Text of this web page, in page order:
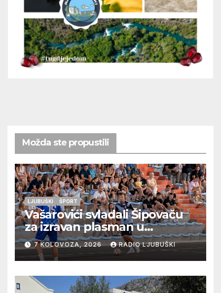
Možda ste propustili
LJUBUŠKI ŠPORT
Vašarovići svladali Šipovaču
za izravan plasman u
četvrtfinale, Grab izborio
prolazak dalje, Klobuk ispao,
večeras počinje četvrtfinale
juniora
7 KOLOVOZA, 2026 RADIO LJUBUŠKI